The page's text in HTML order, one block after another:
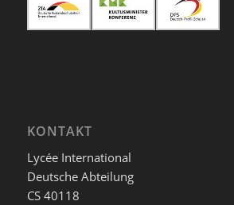
KONTAKT
Lycée International
Deutsche Abteilung
CS 40118